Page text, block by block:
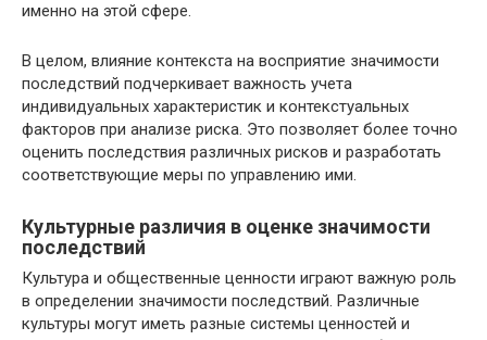
именно на этой сфере.
В целом, влияние контекста на восприятие значимости
последствий подчеркивает важность учета
индивидуальных характеристик и контекстуальных
факторов при анализе риска. Это позволяет более точно
оценить последствия различных рисков и разработать
соответствующие меры по управлению ими.
Культурные различия в оценке значимости
последствий
Культура и общественные ценности играют важную роль
в определении значимости последствий. Различные
культуры могут иметь разные системы ценностей и